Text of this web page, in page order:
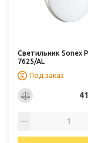
Светильник Sonex
7625/AL
Под заказ